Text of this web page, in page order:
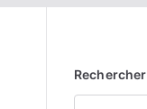
Rechercher